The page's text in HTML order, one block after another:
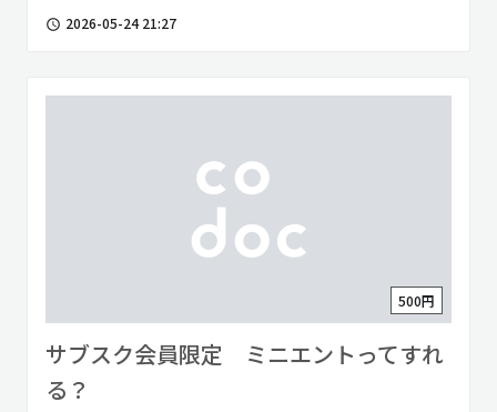
access_time 2026-05-24 21:27
500円
サブスク会員限定 ミニエントってすれ
る？